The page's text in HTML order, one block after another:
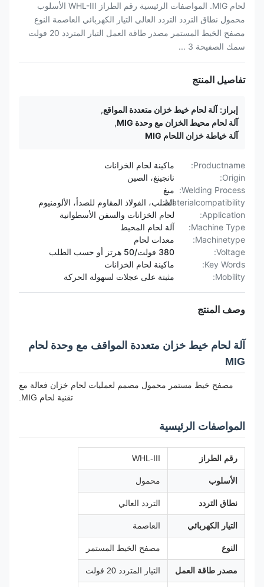
لحام MIG. المواصفات الرئيسية رقم الطراز WHL-III الأسلوب
محمول نطاق التردد التردد العالي التيار الكهربائي العاصمة النوع
مصفح الخيط المستمر مصدر طاقة العمل التيار المتردد 20 فولت
سمك الصفيحة 3 ...
تفاصيل المنتج
إبراز: آلة لحام خيط خزان متعددة المواقع,
آلة لحام محيط الخزان مع وحدة MIG
,
آلة خياطة خزان اللحام MIG
Productname:
ماكينة لحام الخزانات
Origin:
نانجينغ، الصين
Welding Process:
ميغ
Materialcompatibility:الصلب، الفولاذ المقاوم للصدأ، الألومنيوم
Application:
لحام الخزانات والسفن الأسطوانية
Machine Type:
آلة لحام المحيط
Machinetype:
معدات لحام
Voltage:
380 فولت/50 هرتز أو حسب الطلب
Key Words:
ماكينة لحام الخزانات
Mobility:
مثبتة على عجلات لسهولة الحركة
وصف المنتج
آلة لحام خيط خزان متعددة المواقف مع وحدة لحام
MIG
مصفح خيط مستمر محمول مصمم لعمليات لحام خزان فعالة مع
تقنية لحام MIG.
المواصفات الرئيسية
رقم الطراز WHL-III
الأسلوب محمول
نطاق التردد التردد العالي
التيار الكهربائي العاصمة
النوع مصفح الخيط المستمر
مصدر طاقة العمل التيار المتردد 20 فولت